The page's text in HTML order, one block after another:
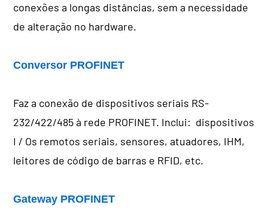
conexões a longas distâncias, sem a necessidade
de alteração no hardware.
Conversor PROFINET
Faz a conexão de dispositivos seriais RS-
232/422/485 à rede PROFINET. Inclui: dispositivos
I / Os remotos seriais, sensores, atuadores, IHM,
leitores de código de barras e RFID, etc.
Gateway PROFINET